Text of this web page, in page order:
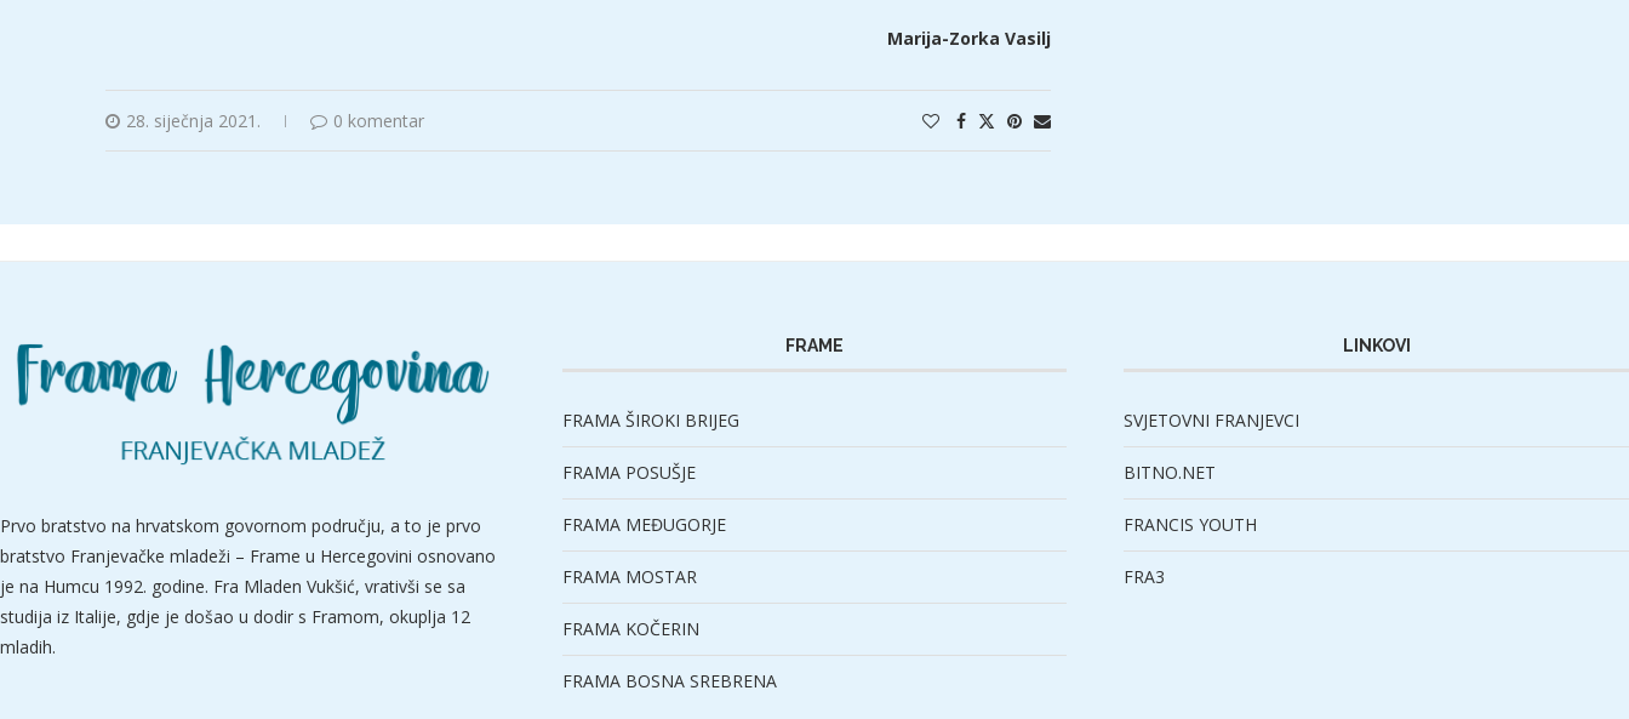
Marija-Zorka Vasilj
28. siječnja 2021. 0 komentar
Prvo bratstvo na hrvatskom govornom području, a to je prvo
bratstvo Franjevačke mladeži – Frame u Hercegovini osnovano
je na Humcu 1992. godine. Fra Mladen Vukšić, vrativši se sa
studija iz Italije, gdje je došao u dodir s Framom, okuplja 12
mladih.
FRAME
FRAMA ŠIROKI BRIJEG
FRAMA POSUŠJE
FRAMA MEĐUGORJE
FRAMA MOSTAR
FRAMA KOČERIN
FRAMA BOSNA SREBRENA
LINKOVI
SVJETOVNI FRANJEVCI
BITNO.NET
FRANCIS YOUTH
FRA3